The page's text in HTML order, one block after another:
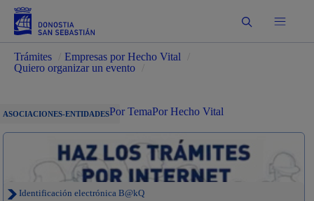
Buscar
Trámites Empresas por Hecho Vital
Quiero organizar un evento
ASOCIACIONES-ENTIDADESPor TemaPor Hecho Vital
Identificación electrónica B@kQ